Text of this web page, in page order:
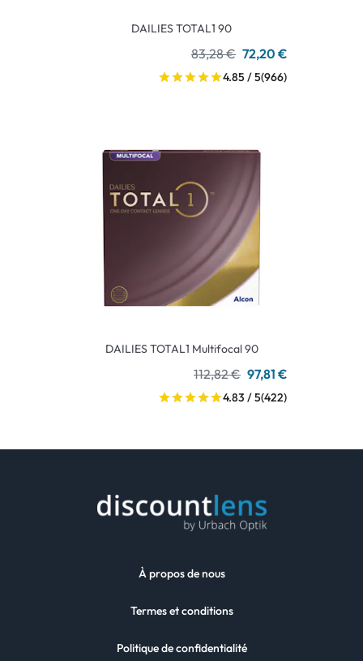
DAILIES TOTAL1 90
83,28 € 72,20 €
4.85 / 5(966)
DAILIES TOTAL1 Multifocal 90
112,82 € 97,81 €
4.83 / 5(422)
À propos de nous
Termes et conditions
Politique de confidentialité